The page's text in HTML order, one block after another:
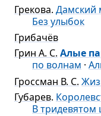
Грекова. Дамский
Без улыбок
Грибачёв
Грин А. С. Алые
по волнам ·
Гроссман В. С.
Губарев.
В тридевятом